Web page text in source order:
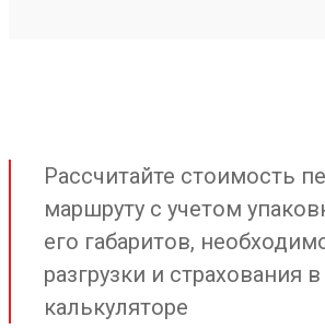
Рассчитайте стоимость
маршруту с учетом
его габаритов,
разгрузки и страхования
калькуляторе